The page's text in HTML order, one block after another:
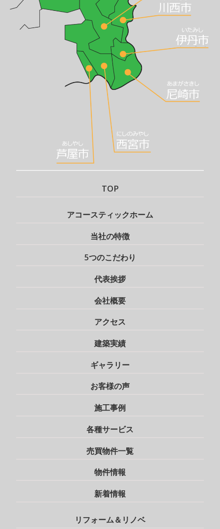
TOP
アコースティックホーム
当社の特徴
5つのこだわり
代表挨拶
会社概要
アクセス
建築実績
ギャラリー
お客様の声
施工事例
各種サービス
売買物件一覧
物件情報
新着情報
リフォーム＆リノベ